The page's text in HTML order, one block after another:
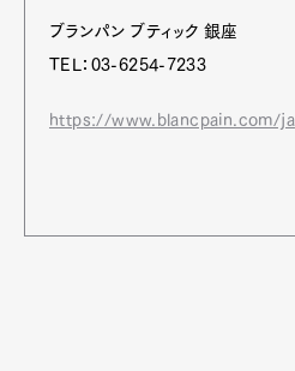
ブランパン ブティック 銀座
TEL：03-6254-7233
https://www.blancpain.com/ja